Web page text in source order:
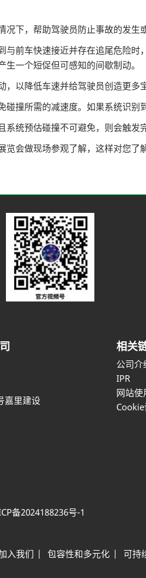
下，帮助驾驶员防止事故的发生
与前车快速接近并存在追尾危险
一个短促但可感知的间歇制动。
，以降低车速并给驾驶员创造更多
碰撞所需的减速度。如果系统识
系统预估碰撞不可避免，则会触发
会做现场参观了解，这样对您了
嘉里建设
相关
公司介
IPR
网站使
备2024188236号-1
入我们 包容性和多元化 可持